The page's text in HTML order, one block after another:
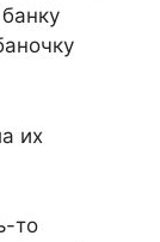
их
то